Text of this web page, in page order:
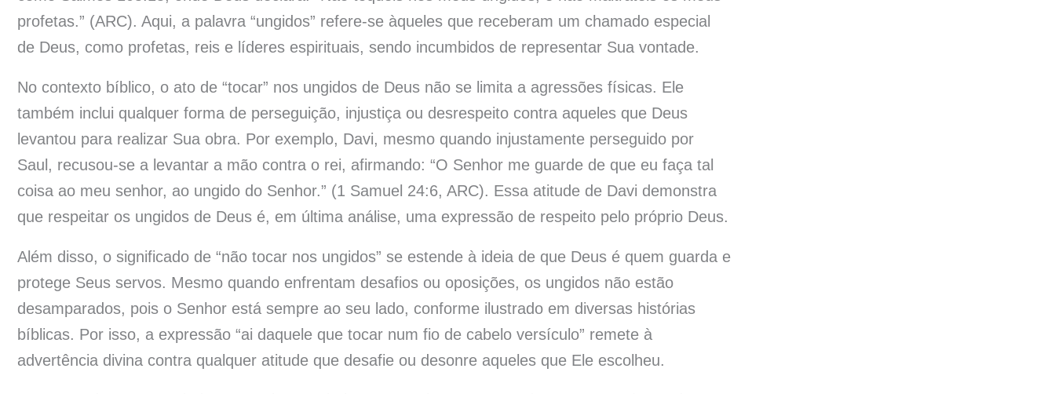
profetas.” (ARC). Aqui, a palavra “ungidos” refere-se àqueles que receberam um chamado especial
de Deus, como profetas, reis e líderes espirituais, sendo incumbidos de representar Sua vontade.
No contexto bíblico, o ato de “tocar” nos ungidos de Deus não se limita a agressões físicas. Ele
também inclui qualquer forma de perseguição, injustiça ou desrespeito contra aqueles que Deus
levantou para realizar Sua obra. Por exemplo, Davi, mesmo quando injustamente perseguido por
Saul, recusou-se a levantar a mão contra o rei, afirmando: “O Senhor me guarde de que eu faça tal
coisa ao meu senhor, ao ungido do Senhor.” (1 Samuel 24:6, ARC). Essa atitude de Davi demonstra
que respeitar os ungidos de Deus é, em última análise, uma expressão de respeito pelo próprio Deus.
Além disso, o significado de “não tocar nos ungidos” se estende à ideia de que Deus é quem guarda e
protege Seus servos. Mesmo quando enfrentam desafios ou oposições, os ungidos não estão
desamparados, pois o Senhor está sempre ao seu lado, conforme ilustrado em diversas histórias
bíblicas. Por isso, a expressão “ai daquele que tocar num fio de cabelo versículo” remete à
advertência divina contra qualquer atitude que desafie ou desonre aqueles que Ele escolheu.